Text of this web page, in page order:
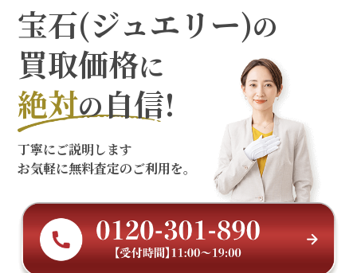
宝石(ジュエリー)の
買取価格に
絶対の自信!
丁寧にご説明します
お気軽に無料査定のご利用を。